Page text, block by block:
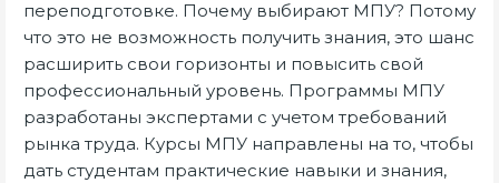
переподготовке. Почему выбирают МПУ? Потому
что это не возможность получить знания, это шанс
расширить свои горизонты и повысить свой
профессиональный уровень. Программы МПУ
разработаны экспертами с учетом требований
рынка труда. Курсы МПУ направлены на то, чтобы
дать студентам практические навыки и знания,